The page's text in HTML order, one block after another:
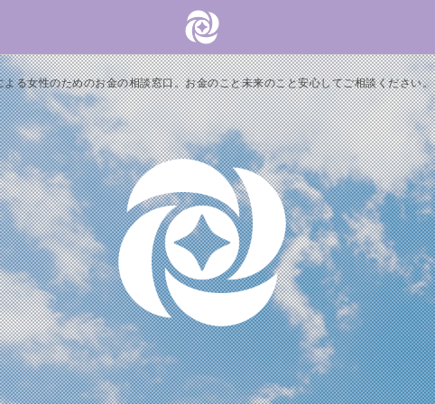
よる女性のためのお金の相談窓口。お金のこと未来のこと安心してご相談ください。